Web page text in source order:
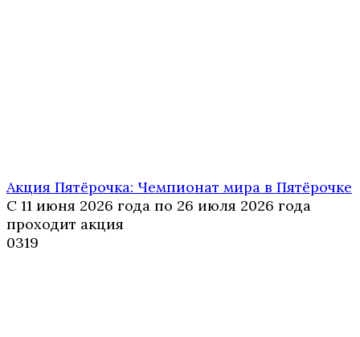
Акция Пятёрочка: Чемпионат мира в Пятёрочке
С 11 июня 2026 года по 26 июля 2026 года
проходит акция
0319